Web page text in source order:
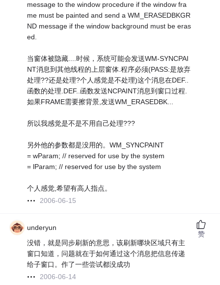
message to the window procedure if the window fra
me must be painted and send a WM_ERASEDBKGR
ND message if the window background must be eras
ed.
当窗体被隐藏....时候，系统可能会发送WM-SYNCPAI
NT消息到其他线程的上层窗体.程序必须(PASS:是放弃
处理??还是处理?个人感觉是不处理)这个消息在DEF..
函数的处理.DEF..函数发送NCPAINT消息到窗口过程.
如果FRAME需要擦背景,发送WM_ERASEDBK...
所以我感觉是不是不用自己处理???
另外他的参数都是没用的。WM_SYNCPAINT
= wParam; // reserved for use by the system
= lParam; // reserved for use by the system
个人感觉,希望有高人指点。
2006-06-15
underyun
没错，就是同步刷新的意思，该刷新哪块区域只有主
窗口知道，问题就在于如何通过这个消息把信息传递
给子窗口。作了一些尝试都没成功
2006-06-14
赞